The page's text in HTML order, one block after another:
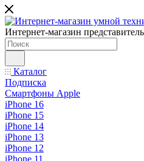
Интернет-магазин
Каталог
Подписка
Смартфоны Apple
iPhone 16
iPhone 15
iPhone 14
iPhone 13
iPhone 12
iPhone 11